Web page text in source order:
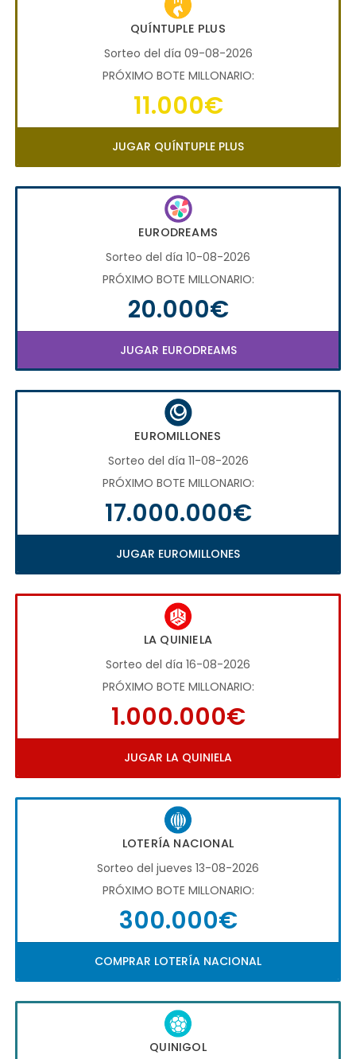
QUÍNTUPLE PLUS
Sorteo del día 09-08-2026
PRÓXIMO BOTE MILLONARIO:
11.000€
JUGAR QUÍNTUPLE PLUS
EURODREAMS
Sorteo del día 10-08-2026
PRÓXIMO BOTE MILLONARIO:
20.000€
JUGAR EURODREAMS
EUROMILLONES
Sorteo del día 11-08-2026
PRÓXIMO BOTE MILLONARIO:
17.000.000€
JUGAR EUROMILLONES
LA QUINIELA
Sorteo del día 16-08-2026
PRÓXIMO BOTE MILLONARIO:
1.000.000€
JUGAR LA QUINIELA
LOTERÍA NACIONAL
Sorteo del jueves 13-08-2026
PRÓXIMO BOTE MILLONARIO:
300.000€
COMPRAR LOTERÍA NACIONAL
QUINIGOL